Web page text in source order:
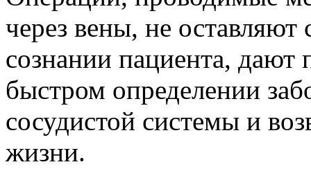
через вены, не оставляют
сознании пациента, дают
быстром определении
сосудистой системы и
жизни.